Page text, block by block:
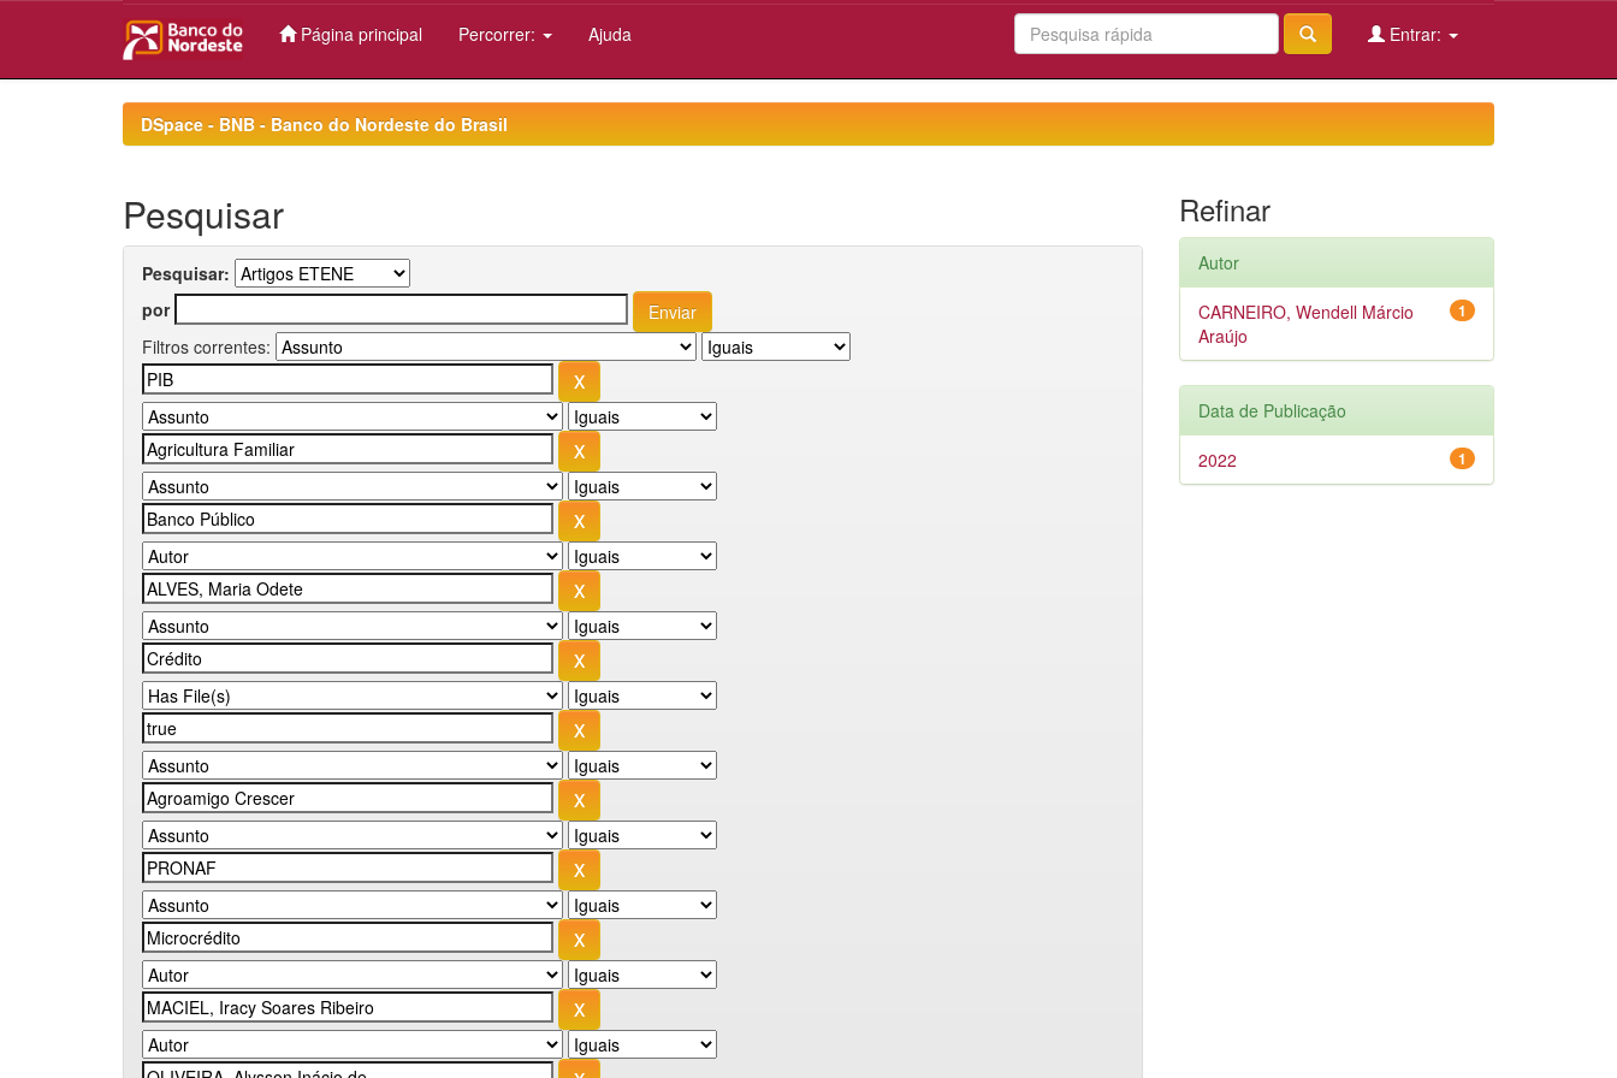
Página principal Percorrer: Ajuda Entrar:
DSpace - BNB - Banco do Nordeste do Brasil
Pesquisar
Pesquisar:
por
Filtros correntes:
Refinar
Autor
1
CARNEIRO, Wendell Márcio
Araújo
Data de Publicação
1
2022